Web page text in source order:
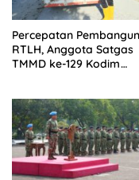
Percepatan
RTLH, Anggota Satgas
TMMD ke-129 Kodim